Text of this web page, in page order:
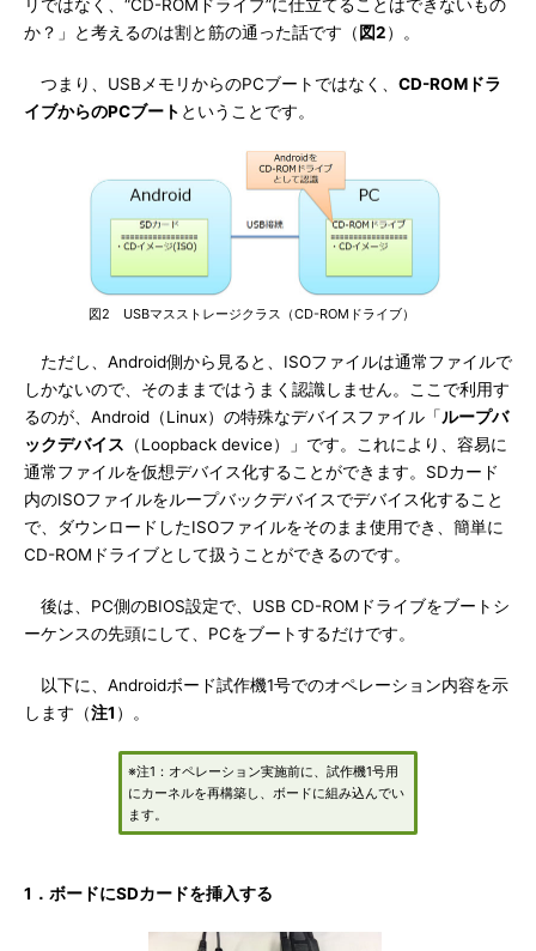
リではなく、“CD-ROMドライブ”に仕立てることはできないもの
か？」と考えるのは割と筋の通った話です（ 図2）。
つまり、USBメモリからのPCブートではなく、 CD-ROMドラ
イブからのPCブート ということです。
図2 USBマスストレージクラス（CD-ROMドライブ）
ただし、Android側から見ると、ISOファイルは通常ファイルで
しかないので、そのままではうまく認識しません。ここで利用す
るのが、Android（Linux）の特殊なデバイスファイル「ループバ
ックデバイス （Loopback device）」です。これにより、容易に
通常ファイルを仮想デバイス化することができます。SDカード
内のISOファイルをループバックデバイスでデバイス化すること
で、ダウンロードしたISOファイルをそのまま使用でき、簡単に
CD-ROMドライブとして扱うことができるのです。
後は、PC側のBIOS設定で、USB CD-ROMドライブをブートシ
ーケンスの先頭にして、PCをブートするだけです。
以下に、Androidボード試作機1号でのオペレーション内容を示
します（注1 ）。
※注1：オペレーション実施前に、試作機1号用
にカーネルを再構築し、ボードに組み込んでい
ます。
1．ボードにSDカードを挿入する